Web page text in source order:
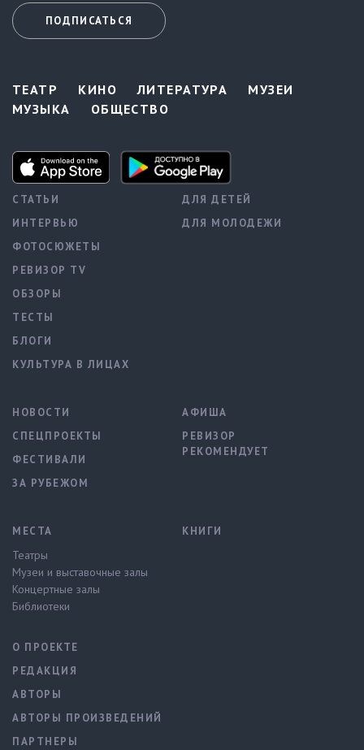
ПОДПИСАТЬСЯ
ТЕАТР КИНО ЛИТЕРАТУРА
МУЗЕИ
МУЗЫКА
ОБЩЕСТВО
СТАТЬИ
ИНТЕРВЬЮ
ФОТОСЮЖЕТЫ
РЕВИЗОР TV
ОБЗОРЫ
ТЕСТЫ
БЛОГИ
КУЛЬТУРА В ЛИЦАХ
ДЛЯ ДЕТЕЙ
ДЛЯ МОЛОДЕЖИ
НОВОСТИ
СПЕЦПРОЕКТЫ
ФЕСТИВАЛИ
ЗА РУБЕЖОМ
АФИША
РЕВИЗОР
РЕКОМЕНДУЕТ
МЕСТА
Театры
Музеи и выставочные залы
Концертные залы
Библиотеки
КНИГИ
О ПРОЕКТЕ
РЕДАКЦИЯ
АВТОРЫ
АВТОРЫ ПРОИЗВЕДЕНИЙ
ПАРТНЕРЫ